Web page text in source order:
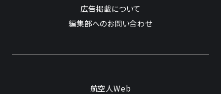
広告掲載について
編集部へのお問い合わせ
航空人Web